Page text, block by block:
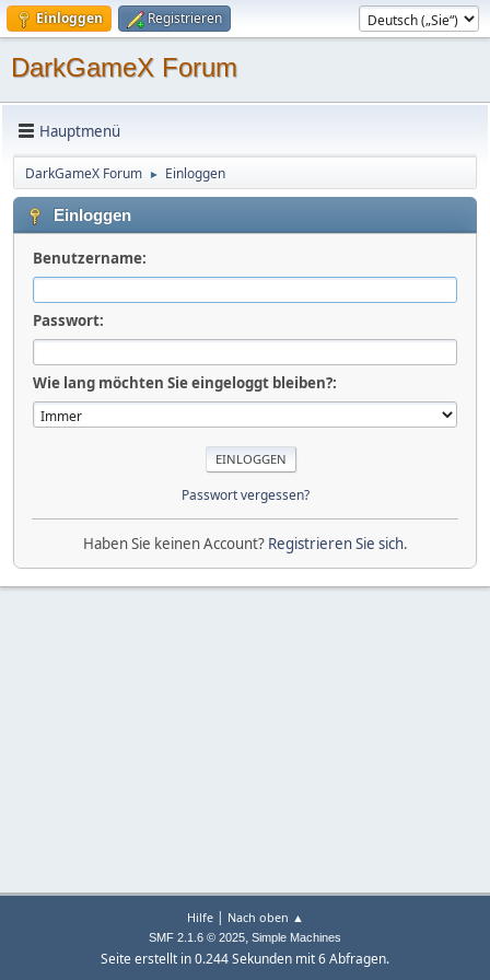
Einloggen Registrieren
DarkGameX Forum
Hauptmenü
DarkGameX Forum ► Einloggen
Einloggen
Benutzername:
Passwort:
Wie lang möchten Sie eingeloggt bleiben?:
Passwort vergessen?
Haben Sie keinen Account? Registrieren Sie sich.
Hilfe| Nach oben ▲
SMF 2.1.6 © 2025, Simple Machines
Seite erstellt in 0.244 Sekunden mit 6 Abfragen.